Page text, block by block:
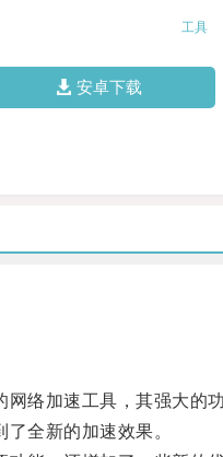
工具
安卓下载
加速工具，其强大的功
全新的加速效果。